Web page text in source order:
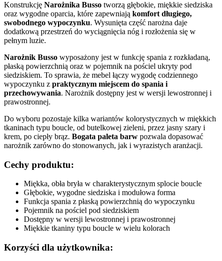
Konstrukcję Narożnika Busso tworzą głębokie, miękkie siedziska
oraz wygodne oparcia, które zapewniają komfort długiego,
swobodnego wypoczynku. Wysunięta część narożna daje
dodatkową przestrzeń do wyciągnięcia nóg i rozłożenia się w
pełnym luzie.
Narożnik Busso wyposażony jest w funkcję spania z rozkładaną,
płaską powierzchnią oraz w pojemnik na pościel ukryty pod
siedziskiem. To sprawia, że mebel łączy wygodę codziennego
wypoczynku z praktycznym miejscem do spania i
przechowywania. Narożnik dostępny jest w wersji lewostronnej i
prawostronnej.
Do wyboru pozostaje kilka wariantów kolorystycznych w miękkich
tkaninach typu boucle, od butelkowej zieleni, przez jasny szary i
krem, po ciepły brąz. Bogata paleta barw pozwala dopasować
narożnik zarówno do stonowanych, jak i wyrazistych aranżacji.
Cechy produktu:
Miękka, obła bryła w charakterystycznym splocie boucle
Głębokie, wygodne siedziska i modułowa forma
Funkcja spania z płaską powierzchnią do wypoczynku
Pojemnik na pościel pod siedziskiem
Dostępny w wersji lewostronnej i prawostronnej
Miękkie tkaniny typu boucle w wielu kolorach
Korzyści dla użytkownika: